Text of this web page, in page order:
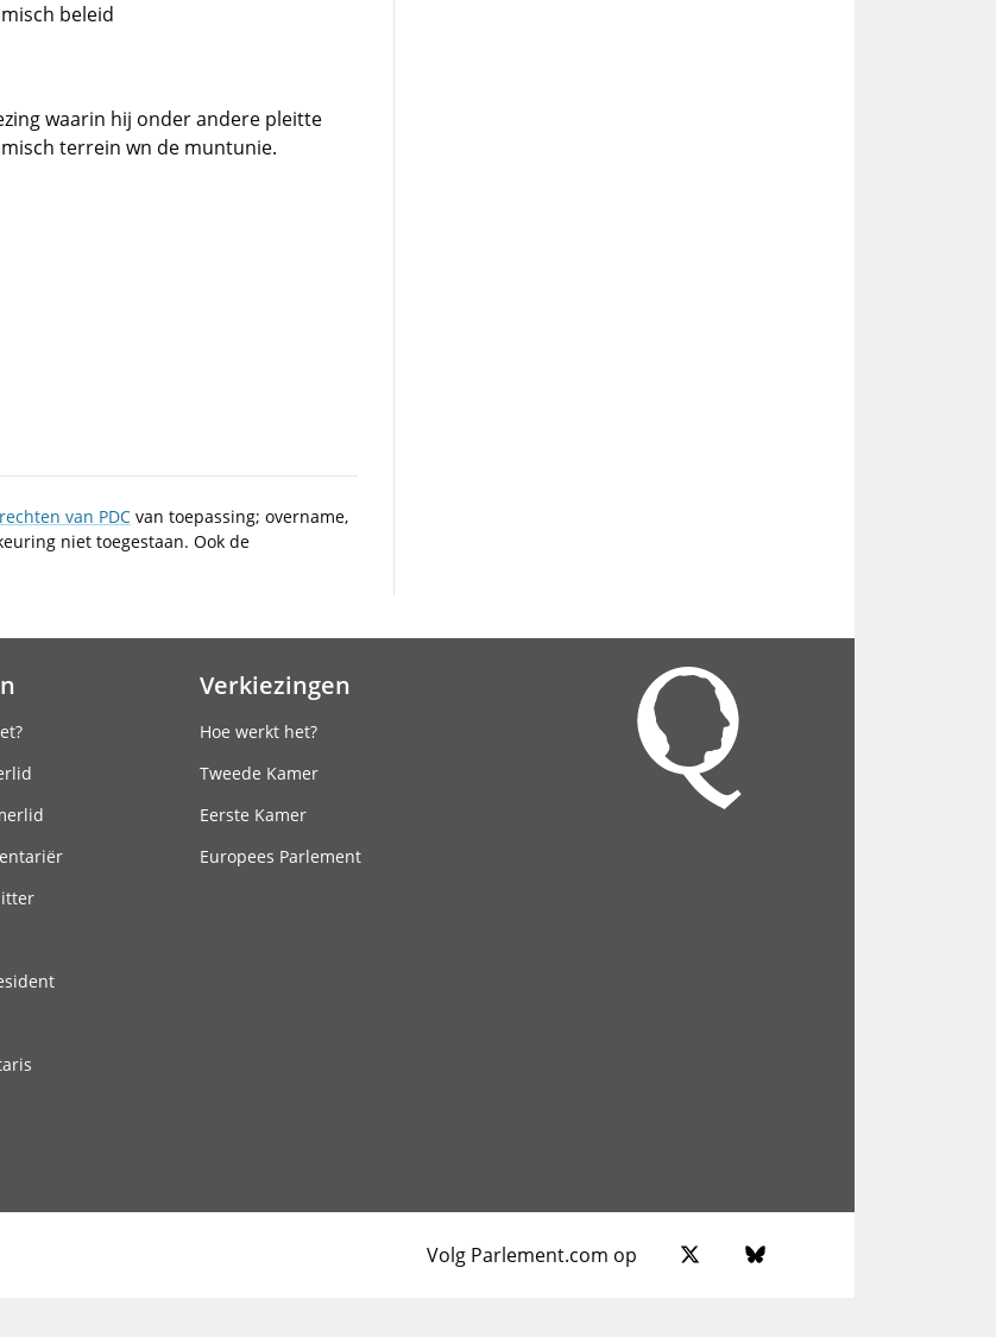
beleid
waarin hij onder andere pleitte
terrein wn de muntunie.
van PDC van toepassing; overname,
niet toegestaan. Ook de
Verkiezingen
Hoe werkt het?
Tweede Kamer
Eerste Kamer
Europees Parlement
Volg Parlement.com op